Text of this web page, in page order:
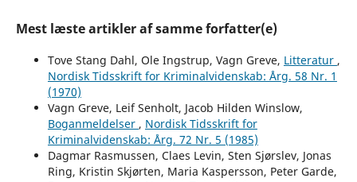
Mest læste artikler af samme forfatter(e)
Tove Stang Dahl, Ole Ingstrup, Vagn Greve, Litteratur ,
Nordisk Tidsskrift for Kriminalvidenskab: Årg. 58 Nr. 1
(1970)
Vagn Greve, Leif Senholt, Jacob Hilden Winslow,
Boganmeldelser , Nordisk Tidsskrift for
Kriminalvidenskab: Årg. 72 Nr. 5 (1985)
Dagmar Rasmussen, Claes Levin, Sten Sjørslev, Jonas
Ring, Kristin Skjørten, Maria Kaspersson, Peter Garde,